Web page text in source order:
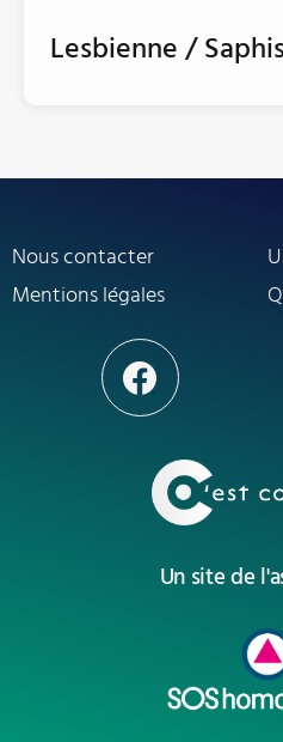
Lesbienne /
Nous contacter
Mentions légales
Un site de